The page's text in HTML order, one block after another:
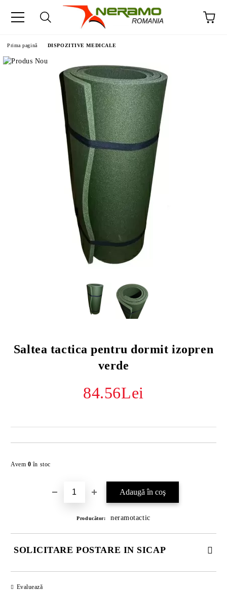
Prima pagină DISPOZITIVE MEDICALE
Saltea tactica pentru dormit izopren
verde
84.56Lei
Avem 0 în stoc
Producător: neramotactic
SOLICITARE POSTARE IN SICAP
Evaluează